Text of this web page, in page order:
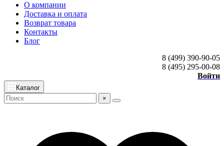
О компании
Доставка и оплата
Возврат товара
Контакты
Блог
8 (499) 390-90-05
8 (495) 295-00-08
Войти
Каталог
×